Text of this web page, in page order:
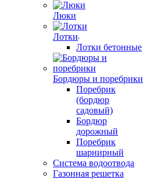
Люки
Лотки
Лотки бетонные
Бордюры и поребрики
Поребрик
(бордюр
садовый)
Бордюр
дорожный
Поребрик
шарнирный
Система водоотвода
Газонная решетка